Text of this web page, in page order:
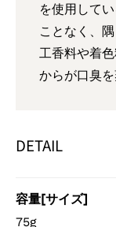
を使用して
ことなく、
工香料や着
からが口臭を
DETAIL
容量[サイズ]
75g